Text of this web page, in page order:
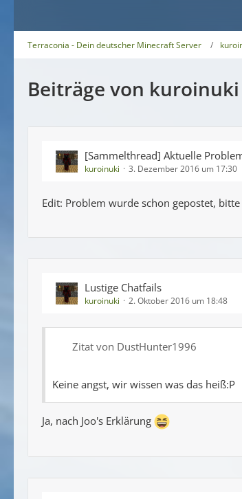
Terraconia - Dein deutscher Minecraft Server
Beiträge von kuroinuki
[Sammelthread] Aktuelle
kuroinuki 3. Dezember 2016 um 17:30
Edit: Problem wurde schon gepostet, bitte
Lustige Chatfails
kuroinuki 2. Oktober 2016 um 18:48
Zitat von DustHunter1996
Keine angst, wir wissen was das heiß:P
Ja, nach Joo's Erklärung